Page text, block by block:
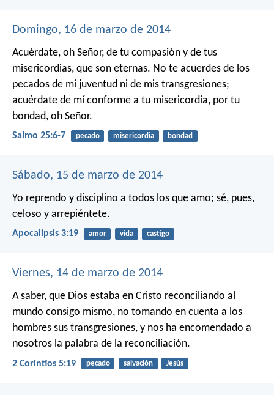
Domingo, 16 de marzo de 2014
Acuérdate, oh Señor, de tu compasión y de tus
misericordias, que son eternas. No te acuerdes de los
pecados de mi juventud ni de mis transgresiones;
acuérdate de mí conforme a tu misericordia, por tu
bondad, oh Señor.
Salmo 25:6-7 pecado misericordia bondad
Sábado, 15 de marzo de 2014
Yo reprendo y disciplino a todos los que amo; sé, pues,
celoso y arrepiéntete.
Apocalipsis 3:19 amor vida castigo
Viernes, 14 de marzo de 2014
A saber, que Dios estaba en Cristo reconciliando al
mundo consigo mismo, no tomando en cuenta a los
hombres sus transgresiones, y nos ha encomendado a
nosotros la palabra de la reconciliación.
2 Corintios 5:19 pecado salvación Jesús